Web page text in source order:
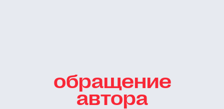
обращение
автора